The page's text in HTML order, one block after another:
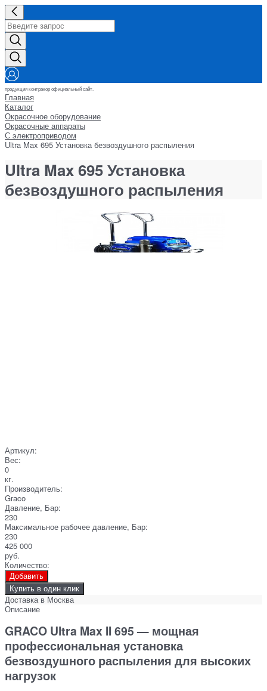
продукция контракор официальный сайт.
Главная
Каталог
Окрасочное оборудование
Окрасочные аппараты
С электроприводом
Ultra Max 695 Установка безвоздушного распыления
Ultra Max 695 Установка
безвоздушного распыления
Артикул:
Вес:
0
кг.
Производитель:
Graco
Давление, Бар:
230
Максимальное рабочее давление, Бар:
230
425 000
руб.
Количество:
Добавить
Купить в один клик
Доставка в Москва
Описание
GRACO Ultra Max II 695 — мощная
профессиональная установка
безвоздушного распыления для высоких
нагрузок